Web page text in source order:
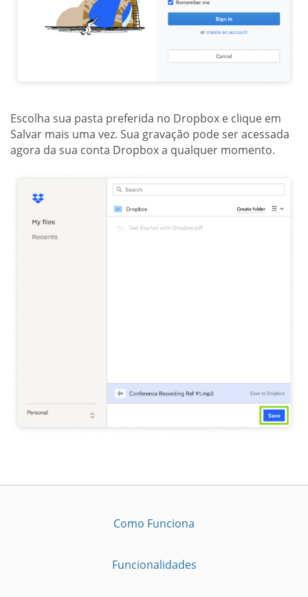
Escolha sua pasta preferida no Dropbox e clique em
Salvar mais uma vez. Sua gravação pode ser acessada
agora da sua conta Dropbox a qualquer momento.
Como Funciona
Funcionalidades